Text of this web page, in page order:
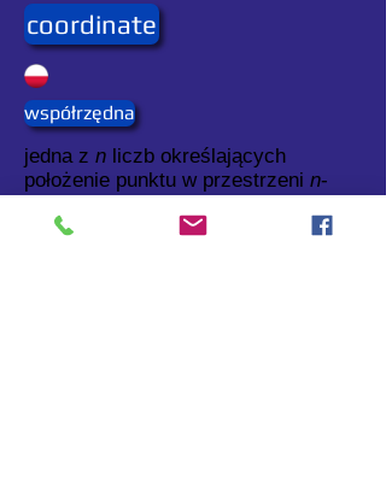
coordinate
współrzędna
jedna z n liczb określających
położenie punktu w przestrzeni n-